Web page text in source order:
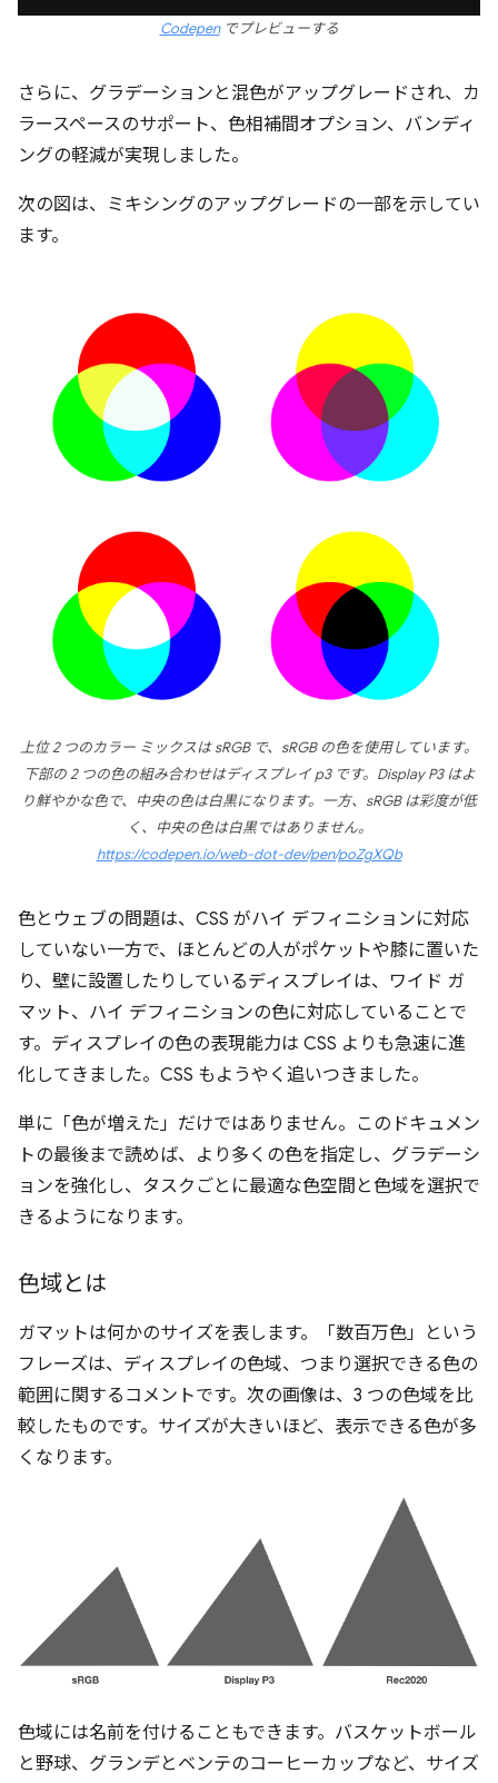
Codepenでプレビューする
さらに、グラデーションと混色がアップグレードされ、カ
ラースペースのサポート、色相補間オプション、バンディ
ングの軽減が実現しました。
次の図は、ミキシングのアップグレードの一部を示してい
ます。
上位 2 つのカラー ミックスは sRGB で、sRGB の色を使用しています。
下部の 2 つの色の組み合わせはディスプレイ p3 です。Display P3 はよ
り鮮やかな色で、中央の色は白黒になります。一方、sRGB は彩度が低
く、中央の色は白黒ではありません。
https://codepen.io/web-dot-dev/pen/poZgXQb
色とウェブの問題は、CSS がハイ デフィニションに対応
していない一方で、ほとんどの人がポケットや膝に置いた
り、壁に設置したりしているディスプレイは、ワイド ガ
マット、ハイ デフィニションの色に対応していることで
す。ディスプレイの色の表現能力は CSS よりも急速に進
化してきました。CSS もようやく追いつきました。
単に「色が増えた」だけではありません。このドキュメン
トの最後まで読めば、より多くの色を指定し、グラデーシ
ョンを強化し、タスクごとに最適な色空間と色域を選択で
きるようになります。
色域とは
ガマットは何かのサイズを表します。「数百万色」という
フレーズは、ディスプレイの色域、つまり選択できる色の
範囲に関するコメントです。次の画像は、3 つの色域を比
較したものです。サイズが大きいほど、表示できる色が多
くなります。
色域には名前を付けることもできます。バスケットボール
と野球、グランデとベンテのコーヒーカップなど、サイズ